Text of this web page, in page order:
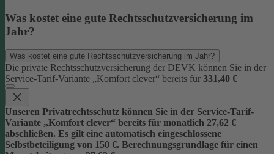
Was kostet eine gute Rechtsschutzversicherung im
Jahr?
Was kostet eine gute Rechtsschutzversicherung im Jahr?
Die private Rechtsschutzversicherung der DEVK können Sie in der
Service-Tarif-Variante „Komfort clever“ bereits für 331,40 €
Unseren Privatrechtsschutz können Sie in der Service-Tarif-
Variante „Komfort clever“ bereits für monatlich 27,62 €
abschließen. Es gilt eine automatisch eingeschlossene
Selbstbeteiligung von 150 €. Berechnungsgrundlage für einen